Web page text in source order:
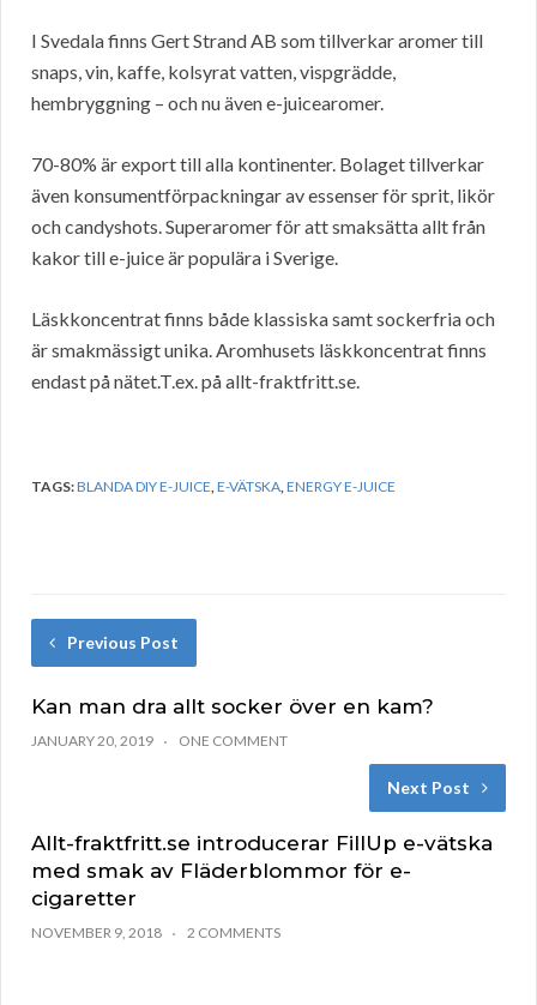
I Svedala finns Gert Strand AB som tillverkar aromer till
snaps, vin, kaffe, kolsyrat vatten, vispgrädde,
hembryggning – och nu även e-juicearomer.
70-80% är export till alla kontinenter. Bolaget tillverkar
även konsumentförpackningar av essenser för sprit, likör
och candyshots. Superaromer för att smaksätta allt från
kakor till e-juice är populära i Sverige.
Läskkoncentrat finns både klassiska samt sockerfria och
är smakmässigt unika. Aromhusets läskkoncentrat finns
endast på nätet.T.ex. på allt-fraktfritt.se.
TAGS:BLANDA DIY E-JUICE,E-VÄTSKA,ENERGY E-JUICE
Previous Post
Kan man dra allt socker över en kam?
JANUARY 20, 2019 ONE COMMENT
Next Post
Allt-fraktfritt.se introducerar FillUp e-vätska
med smak av Fläderblommor för e-
cigaretter
NOVEMBER 9, 2018 2 COMMENTS